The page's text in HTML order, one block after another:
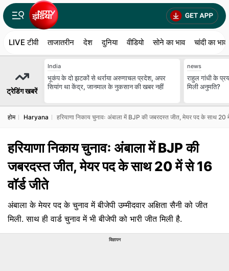
LIVE टीवी ताजातरीन देश दुनिया वीडियो सोने का भाव चांदी का भाव
ट्रेडिंग खबरें
India
भूकंप के दो झटकों से थर्राया अरुणाचल प्रदेश, अपर
सियांग था केंद्र, जानमाल के नुकसान की खबर नहीं
news
राहुल गांधी के
मिली अनुमति?
होम Haryana हरियाणा निकाय चुनावः अंबाला में BJP की जबरदस्त जीत, मेयर पद के साथ 20
हरियाणा निकाय चुनावः अंबाला में BJP की
जबरदस्त जीत, मेयर पद के साथ 20 में से 16
वॉर्ड जीते
अंबाला के मेयर पद के चुनाव में बीजेपी उम्मीदवार अक्षिता सैनी को जीत
मिली. साथ ही वार्ड चुनाव में भी बीजेपी को भारी जीत मिली है.
विज्ञापन